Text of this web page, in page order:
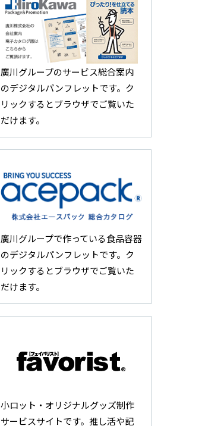
廣川グループのサービス総合案内
のデジタルパンフレットです。ク
リックするとブラウザでご覧いた
だけます。
廣川グループで作っている食品容器
のデジタルパンフレットです。ク
リックするとブラウザでご覧いた
だけます。
小ロット・オリジナルグッズ制作
サービスサイトです。推し活や記